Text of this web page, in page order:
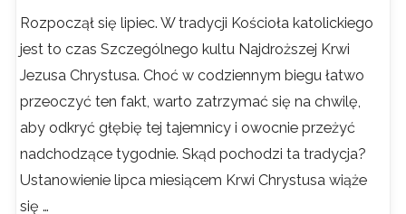
Rozpoczął się lipiec. W tradycji Kościoła katolickiego
jest to czas Szczególnego kultu Najdroższej Krwi
Jezusa Chrystusa. Choć w codziennym biegu łatwo
przeoczyć ten fakt, warto zatrzymać się na chwilę,
aby odkryć głębię tej tajemnicy i owocnie przeżyć
nadchodzące tygodnie. Skąd pochodzi ta tradycja?
Ustanowienie lipca miesiącem Krwi Chrystusa wiąże
się …